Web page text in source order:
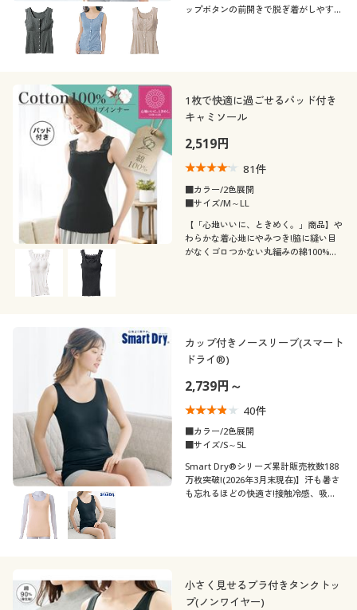
ップボタンの前開きで脱ぎ着がしやすい
1枚で快適に過ごせるパッド付き
キャミソール
2,519円
81件
■カラー/2色展開
■サイズ/M～LL
【「心地いいに、ときめく。」商品】や
わらかな着心地にやみつき!脇に縫い目
がなくゴロつかない丸編みの綿100%リ
カップ付きノースリーブ(スマート
ドライ®)
2,739円～
40件
■カラー/2色展開
■サイズ/S～5L
Smart Dry®シリーズ累計販売枚数188
万枚突破!(2026年3月末現在)】汗も暑さ
も忘れるほどの快適さ!接触冷感、吸
小さく見せるブラ付きタンクトッ
プ(ノンワイヤー)